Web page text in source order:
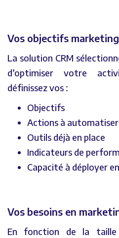
Vos objectifs
La solution CRM
d’optimiser votre
définissez vos :
Objectifs
Actions à automatiser
Outils déjà en place
Indicateurs de
Capacité à déployer
Vos besoins en
En fonction de la